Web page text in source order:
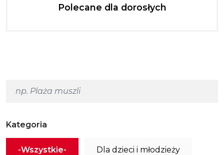
Polecane dla dorosłych
Kategoria
-Wszystkie- Dla dzieci i młodzieży